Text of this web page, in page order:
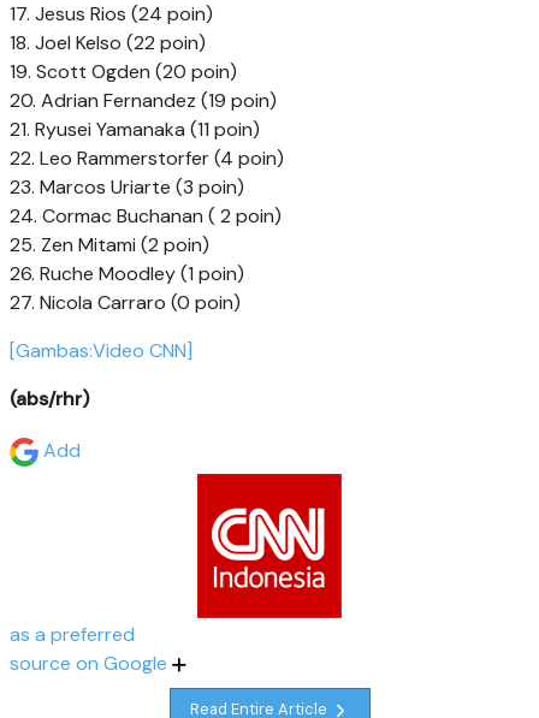
17. Jesus Rios (24 poin)
18. Joel Kelso (22 poin)
19. Scott Ogden (20 poin)
20. Adrian Fernandez (19 poin)
21. Ryusei Yamanaka (11 poin)
22. Leo Rammerstorfer (4 poin)
23. Marcos Uriarte (3 poin)
24. Cormac Buchanan ( 2 poin)
25. Zen Mitami (2 poin)
26. Ruche Moodley (1 poin)
27. Nicola Carraro (0 poin)
[Gambas:Video CNN]
(abs/rhr)
Add
as a preferred
source on Google
Read Entire Article